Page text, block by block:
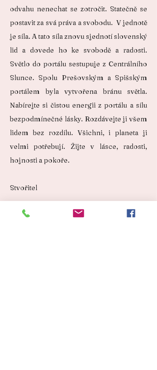
odvahu nenechat se zotročit. Statečně se
postavit za svá práva a svobodu. V jednotě
je síla. A tato síla znovu sjednotí slovenský
lid a dovede ho ke svobodě a radosti.
Světlo do portálu sestupuje z Centrálního
Slunce. Spolu Prešovským a Spišským
portálem byla vytvořena bránu světla.
Nabírejte si čistou energii z portálu a sílu
bezpodmínečné lásky. Rozdávejte ji všem
lidem bez rozdílu. Všichni, i planeta ji
velmi potřebují. Žijte v lásce, radosti,
hojnosti a pokoře.
Stvořitel